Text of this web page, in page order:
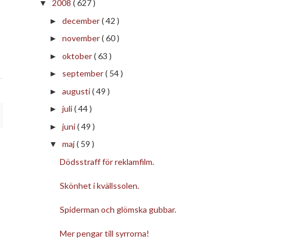
▼ 2008 ( 627 )
► december( 42 )
► november( 60 )
► oktober( 63 )
► september( 54 )
► augusti( 49 )
► juli( 44 )
► juni( 49 )
▼ maj( 59 )
Dödsstraff för reklamfilm.
Skönhet i kvällssolen.
Spiderman och glömska gubbar.
Mer pengar till syrrorna!